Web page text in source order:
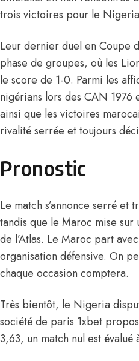
trois victoires pour le
Leur dernier duel en Coupe
phase de groupes, où les
le score de 1-0. Parmi les
nigérians lors des CAN
ainsi que les victoires
rivalité serrée et toujours
Pronostic
Le match s’annonce serré
tandis que le Maroc mise
de l’Atlas. Le Maroc part
organisation défensive. On
chaque occasion comptera.
Très bientôt, le Nigeria
société de paris 1xbet
3,63, un match nul est